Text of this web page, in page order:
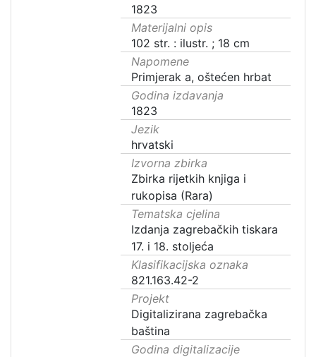
1823
Materijalni opis
102 str. : ilustr. ; 18 cm
Napomene
Primjerak a, oštećen hrbat
Godina izdavanja
1823
Jezik
hrvatski
Izvorna zbirka
Zbirka rijetkih knjiga i
rukopisa (Rara)
Tematska cjelina
Izdanja zagrebačkih tiskara
17. i 18. stoljeća
Klasifikacijska oznaka
821.163.42-2
Projekt
Digitalizirana zagrebačka
baština
Godina digitalizacije